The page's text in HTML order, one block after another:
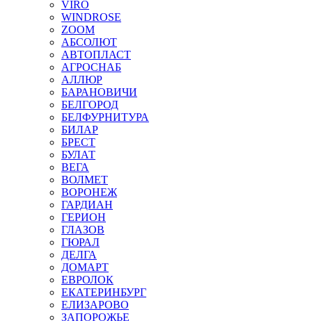
VIRO
WINDROSE
ZOOM
АБСОЛЮТ
АВТОПЛАСТ
АГРОСНАБ
АЛЛЮР
БАРАНОВИЧИ
БЕЛГОРОД
БЕЛФУРНИТУРА
БИЛАР
БРЕСТ
БУЛАТ
ВЕГА
ВОЛМЕТ
ВОРОНЕЖ
ГАРДИАН
ГЕРИОН
ГЛАЗОВ
ГЮРАЛ
ДЕЛГА
ДОМАРТ
ЕВРОЛОК
ЕКАТЕРИНБУРГ
ЕЛИЗАРОВО
ЗАПОРОЖЬЕ